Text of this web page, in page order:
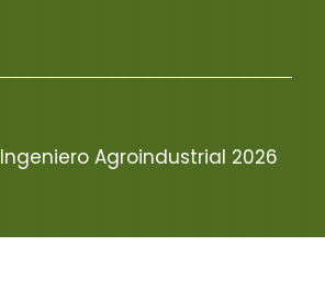
Ingeniero Agroindustrial 2026